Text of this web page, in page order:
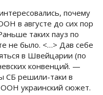
почему
в августе до сих пор
таких пауз по
не было. <…> Дав себе
в Швейцарии (по
конвенций. —
СБ решили-таки в
ООН украинский сюжет.